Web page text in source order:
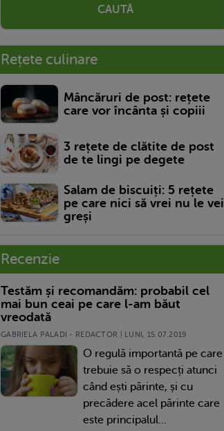
CAUTĂ
Rețete culinare
Mâncăruri de post: rețete
care vor încânta și copiii
3 rețete de clătite de post
de te lingi pe degete
Salam de biscuiți: 5 rețete
pe care nici să vrei nu le vei
greși
Recenzie
Testăm și recomandăm: probabil cel
mai bun ceai pe care l-am băut
vreodată
GABRIELA PALADI - REDACTOR | LUNI, 15.07.2019
O regulă importantă pe care
trebuie să o respecți atunci
când ești părinte, și cu
precădere acel părinte care
este principalul...